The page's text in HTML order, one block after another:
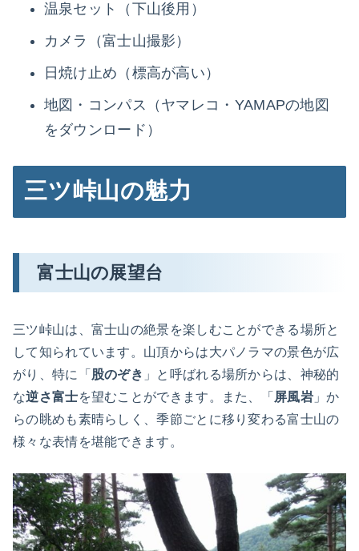
温泉セット（下山後用）
カメラ（富士山撮影）
日焼け止め（標高が高い）
地図・コンパス（ヤマレコ・YAMAPの地図
をダウンロード）
三ツ峠山の魅力
富士山の展望台
三ツ峠山は、富士山の絶景を楽しむことができる場所と
して知られています。山頂からは大パノラマの景色が広
がり、特に「 股のぞき 」と呼ばれる場所からは、神秘的
な逆さ富士を望むことができます。また、「 屏風岩」か
らの眺めも素晴らしく、季節ごとに移り変わる富士山の
様々な表情を堪能できます。